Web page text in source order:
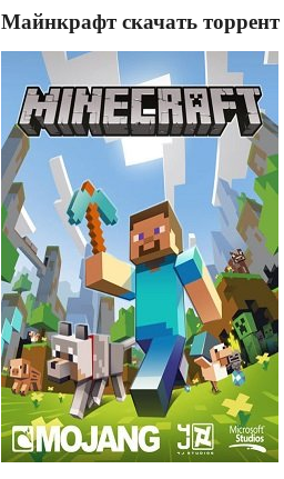
Майнкрафт скачать торрент